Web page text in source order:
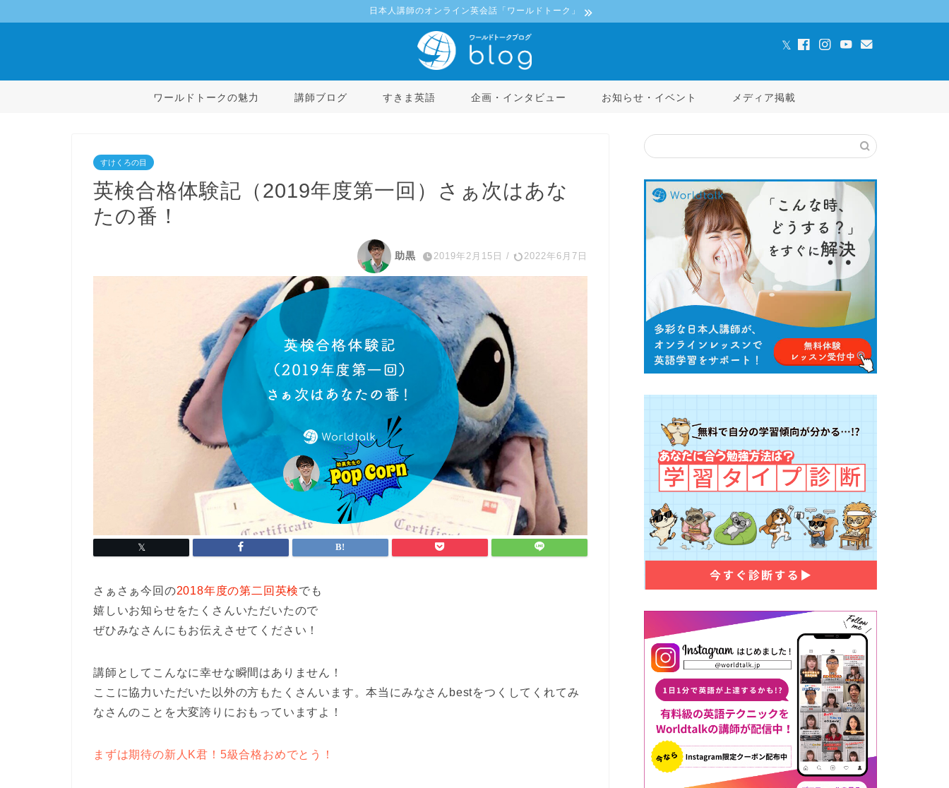
日本人講師のオンライン英会話「ワールドトーク」
ワールドトークの魅力 講師ブログ すきま英語 企画・インタビュー お知らせ・イベント メディア掲載
すけくろの目
英検合格体験記（2019年度第一回）さぁ次はあな
たの番！
助黒 2019年2月15日 / 2022年6月7日
さぁさぁ今回の2018年度の第二回英検でも
嬉しいお知らせをたくさんいただいたので
ぜひみなさんにもお伝えさせてください！
講師としてこんなに幸せな瞬間はありません！
ここに協力いただいた以外の方もたくさんいます。本当にみなさんbestをつくしてくれてみ
なさんのことを大変誇りにおもっていますよ！
まずは期待の新人K君！5級合格おめでとう！